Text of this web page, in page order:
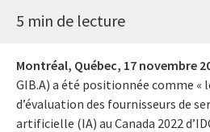
5 min de lecture
Montréal, Québec, 17 novembre
GIB.A) a été positionnée comme «
d’évaluation des fournisseurs de
artificielle (IA) au Canada 2022